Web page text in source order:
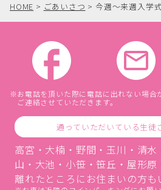
HOME > ごあいさつ >今週〜来週入学式
お電話を頂いた際に電話に出れない場合
ご連絡させていただきます。
通っていただいている生徒
高宮・大楠・野間・玉川・清
山・大池・小笹・笹丘・屋形
離れたところにお住まいの方も